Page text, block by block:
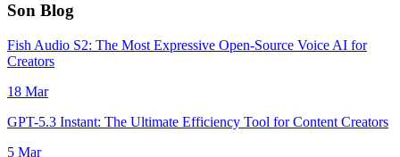
Son Blog
Fish Audio S2: The Most Expressive Open-Source Voice AI for
Creators
18 Mar
GPT-5.3 Instant: The Ultimate Efficiency Tool for Content Creators
5 Mar